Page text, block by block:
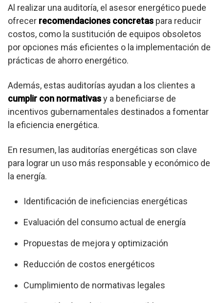
Al realizar una auditoría, el asesor energético puede
ofrecer recomendaciones concretas para reducir
costos, como la sustitución de equipos obsoletos
por opciones más eficientes o la implementación de
prácticas de ahorro energético.
Además, estas auditorías ayudan a los clientes a
cumplir con normativasy a beneficiarse de
incentivos gubernamentales destinados a fomentar
la eficiencia energética.
En resumen, las auditorías energéticas son clave
para lograr un uso más responsable y económico de
la energía.
Identificación de ineficiencias energéticas
Evaluación del consumo actual de energía
Propuestas de mejora y optimización
Reducción de costos energéticos
Cumplimiento de normativas legales